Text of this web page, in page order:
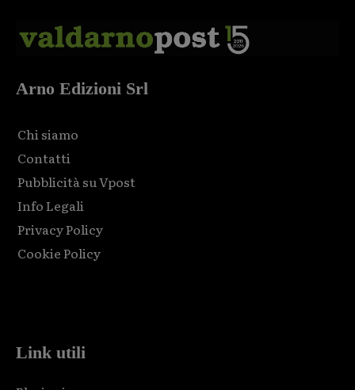
Arno Edizioni Srl
Chi siamo
Contatti
Pubblicità su Vpost
Info Legali
Privacy Policy
Cookie Policy
Link utili